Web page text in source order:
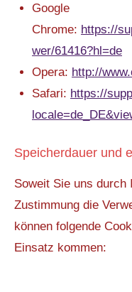
Google
Chrome: https://
wer/61416?hl=de
Opera: http://
Safari: https://
Speicherdauer und
Soweit Sie uns durch
Zustimmung die
können folgende
Einsatz kommen: